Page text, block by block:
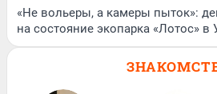
«Не вольеры, а камеры пыток»:
на состояние экопарка «Лотос» в